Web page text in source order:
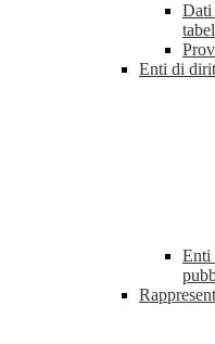
Dati
Enti di
Enti